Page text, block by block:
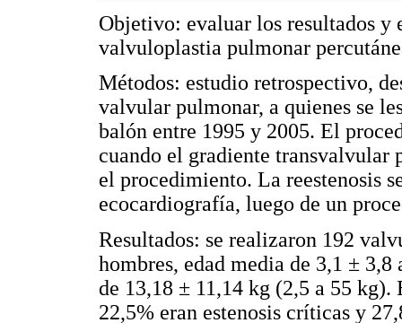
Objetivo: evaluar los resultados y
valvuloplastia pulmonar
Métodos: estudio retrospectivo,
valvular pulmonar, a quienes se
balón entre 1995 y 2005. El
cuando el gradiente
el procedimiento. La reestenosis
ecocardiografía, luego de un
Resultados: se realizaron 192
hombres, edad media de 3,1 ±
de 13,18 ± 11,14 kg (2,5 a 55 kg).
22,5% eran estenosis críticas y